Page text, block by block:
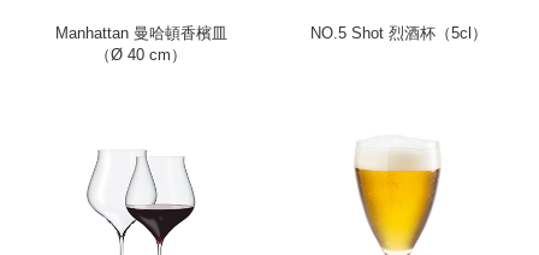
Manhattan 曼哈頓香檳皿
（Ø 40 cm）
NO.5 Shot 烈酒杯（5cl）